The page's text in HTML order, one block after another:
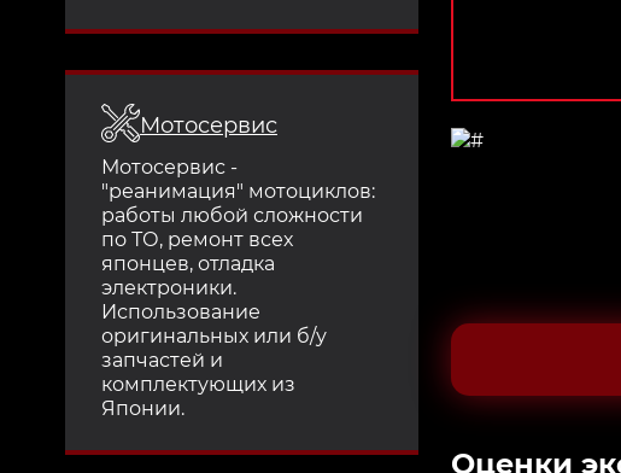
Мотосервис
Мотосервис -
"реанимация" мотоциклов:
работы любой сложности
по ТО, ремонт всех
японцев, отладка
электроники.
Использование
оригинальных или б/у
запчастей и
комплектующих из
Японии.
Oценки